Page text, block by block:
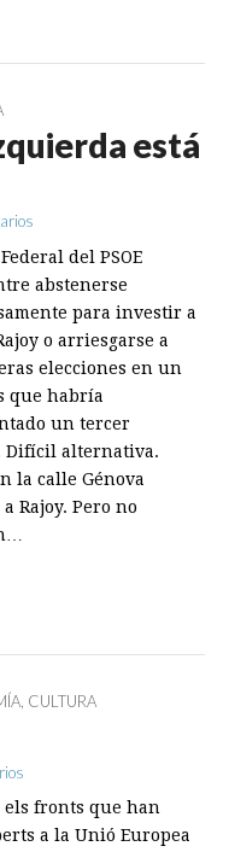
está
del PSOE
abstenerse
para investir a
o arriesgarse a
elecciones en un
que habría
un tercer
Difícil alternativa.
la calle Génova
Rajoy. Pero no
CULTURA
els fronts que han
a la Unió Europea